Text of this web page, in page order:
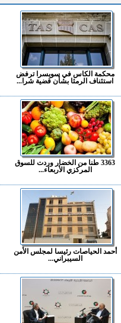
محكمة الكاس في سويسرا ترفض
استئناف الرمثا بشأن قضية شرا...
3363 طنا من الخضار وردت للسوق
المركزي الأربعاء...
أحمد الحياصات رئيسا لمجلس الأمن
السيبراني...